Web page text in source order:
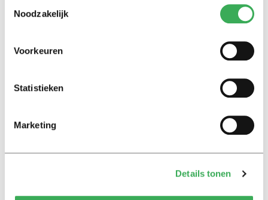
Noodzakelijk
Voorkeuren
Statistieken
Marketing
Details tonen
Hunger Game: ‘Ik schrok, we
kregen er een paar miljoen
slaapmiddelen: zo komen
door